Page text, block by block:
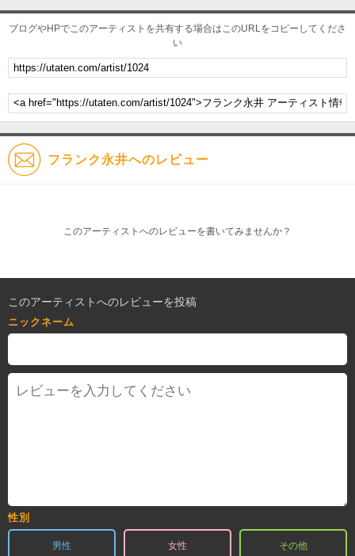
ブログやHPでこのアーティストを共有する場合はこのURLをコピーしてくださ
い
フランク永井へのレビュー
このアーティストへのレビューを書いてみませんか？
このアーティストへのレビューを投稿
ニックネーム
性別
男性 女性 その他